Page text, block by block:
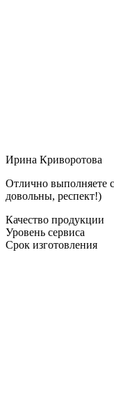
Ирина Криворотова
Отлично выполняете
довольны, респект!)
Качество продукции
Уровень сервиса
Срок изготовления